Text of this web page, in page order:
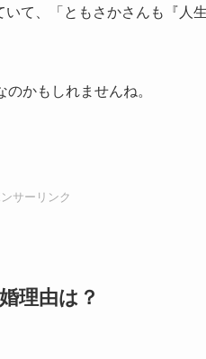
て、「ともさかさんも『人
かもしれませんね。
サーリンク
理由は？